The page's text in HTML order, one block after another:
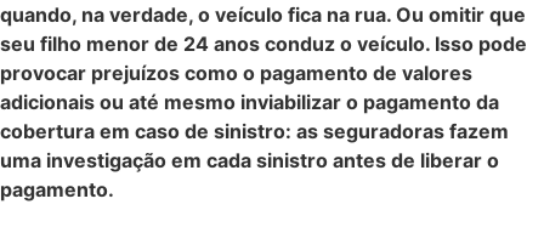
quando, na verdade, o veículo fica na rua. Ou omitir que
seu filho menor de 24 anos conduz o veículo. Isso pode
provocar prejuízos como o pagamento de valores
adicionais ou até mesmo inviabilizar o pagamento da
cobertura em caso de sinistro: as seguradoras fazem
uma investigação em cada sinistro antes de liberar o
pagamento.